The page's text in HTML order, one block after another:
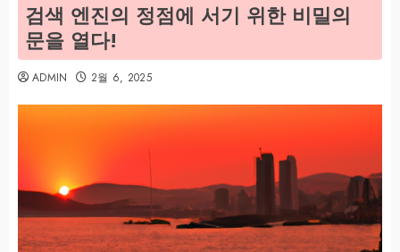
검색 엔진의 정점에 서기 위한 비밀의
문을 열다!
ADMIN 2월 6, 2025